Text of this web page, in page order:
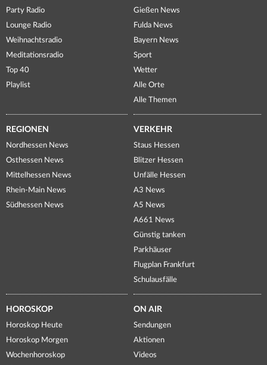
Party Radio
Lounge Radio
Weihnachtsradio
Meditationsradio
Top 40
Playlist
Gießen News
Fulda News
Bayern News
Sport
Wetter
Alle Orte
Alle Themen
REGIONEN
Nordhessen News
Osthessen News
Mittelhessen News
Rhein-Main News
Südhessen News
VERKEHR
Staus Hessen
Blitzer Hessen
Unfälle Hessen
A3 News
A5 News
A661 News
Günstig tanken
Parkhäuser
Flugplan Frankfurt
Schulausfälle
HOROSKOP
Horoskop Heute
Horoskop Morgen
Wochenhoroskop
ON AIR
Sendungen
Aktionen
Videos